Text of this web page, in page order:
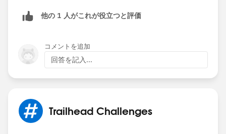
他の 1 人がこれが役立つと評価
コメントを追加
回答を記入...
Trailhead Challenges